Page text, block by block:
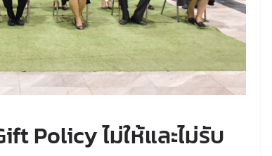
Policy ไม่ให้และไม่รับ